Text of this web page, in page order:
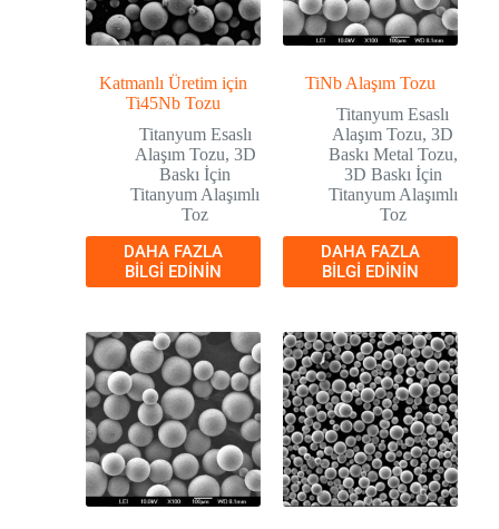
Katmanlı Üretim için
Ti45Nb Tozu
Titanyum Esaslı
Alaşım Tozu, 3D
Baskı İçin
Titanyum Alaşımlı
Toz
DAHA FAZLA
BILGI EDININ
TiNb Alaşım Tozu
Titanyum Esaslı
Alaşım Tozu,3D
Baskı Metal Tozu,
3D Baskı İçin
Titanyum Alaşımlı
Toz
DAHA FAZLA
BILGI EDININ